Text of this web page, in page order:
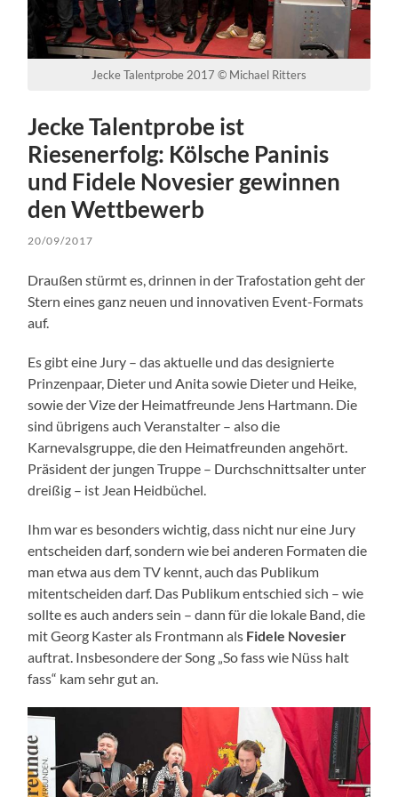
Jecke Talentprobe 2017 © Michael Ritters
Jecke Talentprobe ist
Riesenerfolg: Kölsche Paninis
und Fidele Novesier gewinnen
den Wettbewerb
20/09/2017
Draußen stürmt es, drinnen in der Trafostation geht der
Stern eines ganz neuen und innovativen Event-Formats
auf.
Es gibt eine Jury – das aktuelle und das designierte
Prinzenpaar, Dieter und Anita sowie Dieter und Heike,
sowie der Vize der Heimatfreunde Jens Hartmann. Die
sind übrigens auch Veranstalter – also die
Karnevalsgruppe, die den Heimatfreunden angehört.
Präsident der jungen Truppe – Durchschnittsalter unter
dreißig – ist Jean Heidbüchel.
Ihm war es besonders wichtig, dass nicht nur eine Jury
entscheiden darf, sondern wie bei anderen Formaten die
man etwa aus dem TV kennt, auch das Publikum
mitentscheiden darf. Das Publikum entschied sich – wie
sollte es auch anders sein – dann für die lokale Band, die
mit Georg Kaster als Frontmann als Fidele Novesier
auftrat. Insbesondere der Song „So fass wie Nüss halt
fass“ kam sehr gut an.